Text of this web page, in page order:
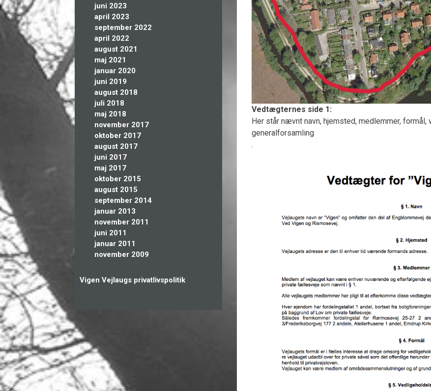
Vedtægternes side 1:
Her står nævnt navn, hjemsted, medlemmer,
generalforsamling
.
juni 2023
april 2023
september 2022
april 2022
august 2021
maj 2021
januar 2020
juni 2019
august 2018
juli 2018
maj 2018
november 2017
oktober 2017
august 2017
juni 2017
maj 2017
oktober 2015
august 2015
september 2014
januar 2013
november 2011
juni 2011
januar 2011
november 2009
Vigen Vejlaugs privatlivspolitik